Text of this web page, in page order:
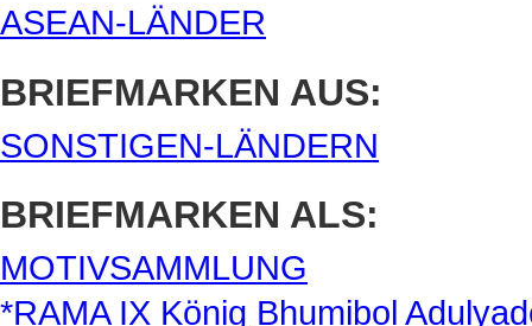
ASEAN-LÄNDER
BRIEFMARKEN AUS:
SONSTIGEN-LÄNDERN
BRIEFMARKEN ALS:
MOTIVSAMMLUNG
*RAMA IX König Bhumibol